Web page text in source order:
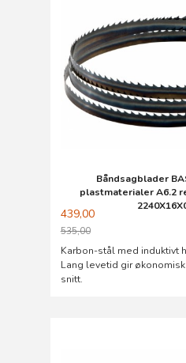
Båndsagblader
plastmaterialer A6.2
439,00
535,00
Rabatt
Karbon-stål med induktivt
Lang levetid gir
snitt.